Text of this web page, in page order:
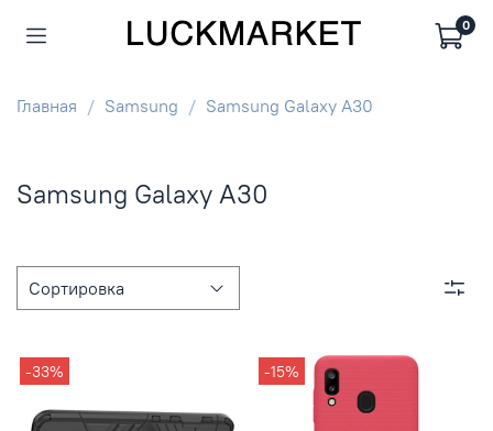
0
Главная Samsung Samsung Galaxy A30
Samsung Galaxy A30
-33% -15%